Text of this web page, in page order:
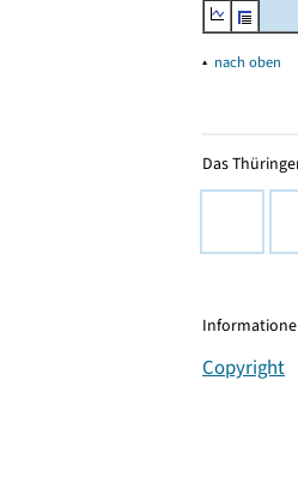
▴ nach oben
Das
Copyright